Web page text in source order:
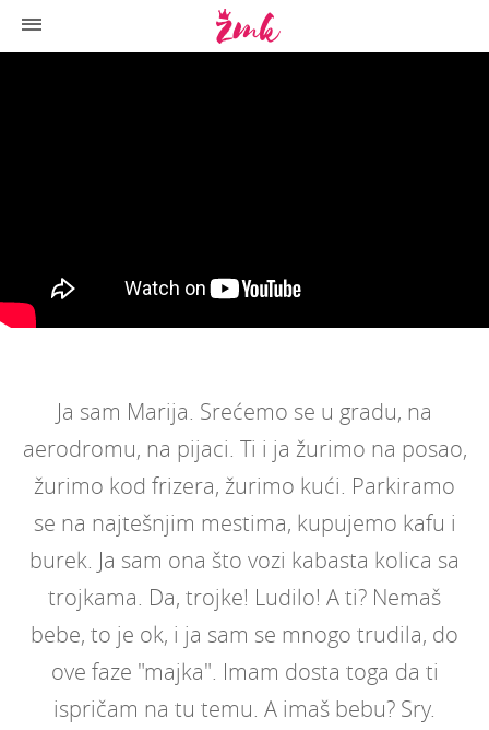
Ja sam Marija. Srećemo se u gradu, na
aerodromu, na pijaci. Ti i ja žurimo na posao,
žurimo kod frizera, žurimo kući. Parkiramo
se na najtešnjim mestima, kupujemo kafu i
burek. Ja sam ona što vozi kabasta kolica sa
trojkama. Da, trojke! Ludilo! A ti? Nemaš
bebe, to je ok, i ja sam se mnogo trudila, do
ove faze "majka". Imam dosta toga da ti
ispričam na tu temu. A imaš bebu? Sry.